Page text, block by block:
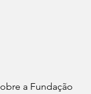
a Fundação